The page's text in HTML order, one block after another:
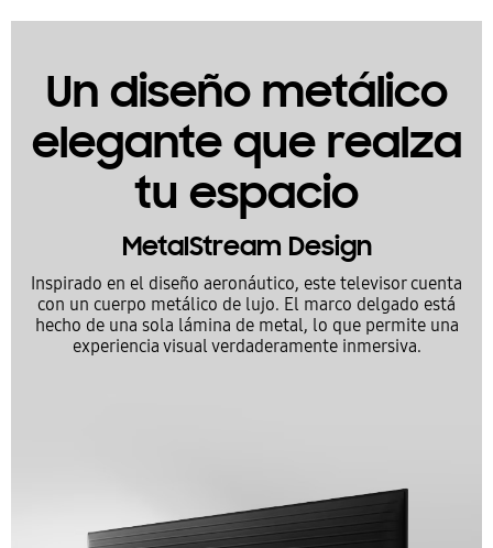
Un diseño metálico
elegante que realza
tu espacio
MetalStream Design
Inspirado en el diseño aeronáutico, este televisor cuenta
con un cuerpo metálico de lujo. El marco delgado está
hecho de una sola lámina de metal, lo que permite una
experiencia visual verdaderamente inmersiva.